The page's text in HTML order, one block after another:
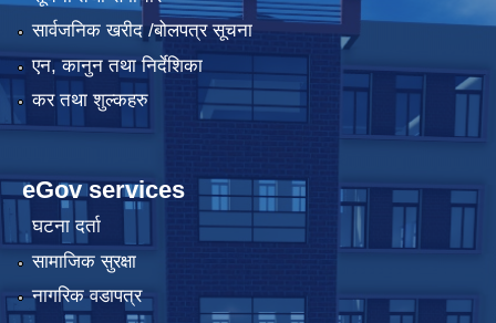
सार्वजनिक खरीद /बोलपत्र सूचना
एन, कानुन तथा निर्देशिका
कर तथा शुल्कहरु
eGov services
घटना दर्ता
सामाजिक सुरक्षा
नागरिक वडापत्र